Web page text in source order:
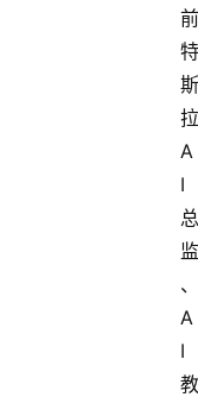
前
特
斯
拉
A
I
总
监
、
A
I
教